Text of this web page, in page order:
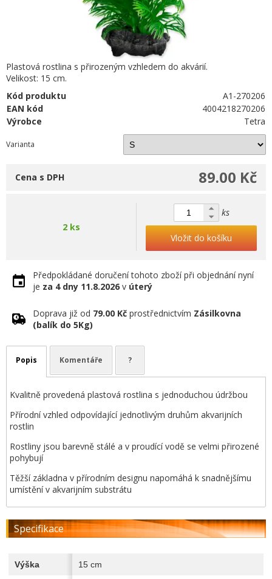
Plastová rostlina s přirozeným vzhledem do akvárií.
Velikost: 15 cm.
Kód produktu
A1-270206
EAN kód
4004218270206
Výrobce
Tetra
Varianta
89.00 Kč
Cena s DPH
2 ks
ks
Vložit do košíku
Předpokládané doručení tohoto zboží při objednání nyní
je za 4 dny 11.8.2026 v úterý
Doprava již od 79.00 Kč prostřednictvím Zásilkovna
(balík do 5Kg)
Popis Komentáře ?
Kvalitně provedená plastová rostlina s jednoduchou údržbou
Přírodní vzhled odpovídající jednotlivým druhům akvarijních
rostlin
Rostliny jsou barevně stálé a v proudící vodě se velmi přirozené
pohybují
Těžší základna v přírodním designu napomáhá k snadnějšímu
umístění v akvarijním substrátu
Specifikace
Výška 15 cm